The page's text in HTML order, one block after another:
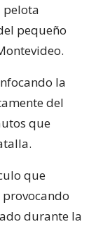
pelota
pequeño
la
del
que
que
durante la